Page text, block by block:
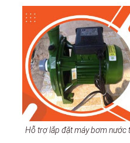
Hỗ trợ lắp đặt máy bơm nước